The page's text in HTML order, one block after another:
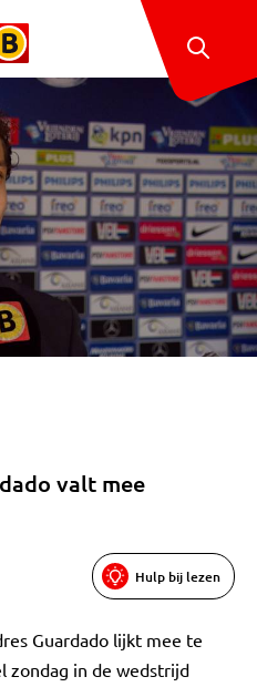
valt mee
Hulp bij lezen
Guardado lijkt mee te
zondag in de wedstrijd